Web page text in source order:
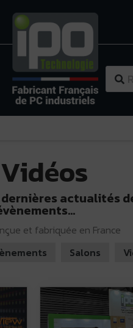
actualités
et fabriquée en France
Salons